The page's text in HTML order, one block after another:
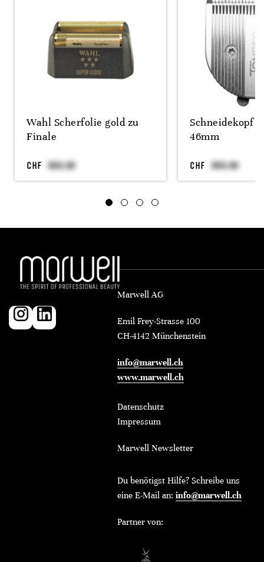
Wahl Scherfolie gold zu
Finale
CHF
Schneidekopf
46mm
CHF
Marwell AG
Emil Frey-Strasse 100
CH-4142 Münchenstein
info@marwell.ch
www.marwell.ch
Datenschutz
Impressum
Marwell Newsletter
Du benötigst Hilfe? Schreibe uns
eine E-Mail an: info@marwell.ch
Partner von: